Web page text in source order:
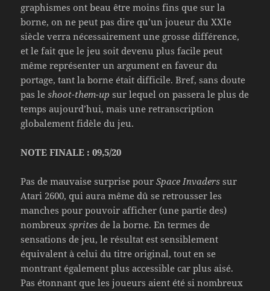
graphismes ont beau être moins fins que sur la
borne, on ne peut pas dire qu’un joueur du XXIe
siècle verra nécessairement une grosse différence,
et le fait que le jeu soit devenu plus facile peut
même représenter un argument en faveur du
portage, tant la borne était difficile. Bref, sans doute
pas leshoot-them-up sur lequel on passera le plus de
temps aujourd’hui, mais une retranscription
globalement fidèle du jeu.
NOTE FINALE : 09,5/20
Pas de mauvaise surprise pourSpace Invaders sur
Atari 2600, qui aura même dû se retrousser les
manches pour pouvoir afficher (une partie des)
nombreuxsprites de la borne. En termes de
sensations de jeu, le résultat est sensiblement
équivalent à celui du titre original, tout en se
montrant également plus accessible car plus aisé.
Pas étonnant que les joueurs aient été si nombreux